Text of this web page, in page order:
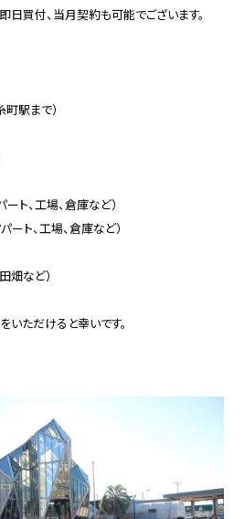
日買付、当月契約も可能でございます。
町駅まで）
ート、工場、倉庫など）
ート、工場、倉庫など）
畑など）
いただけると幸いです。